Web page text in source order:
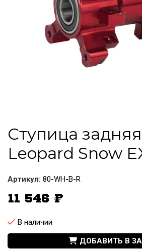
Ступица
Leopard Snow
Артикул: 80-WH-B-R
11 546 ₽
В наличии
ДОБАВИТЬ В